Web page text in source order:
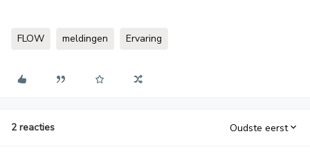
FLOW meldingen Ervaring
2 reacties Oudste eerst